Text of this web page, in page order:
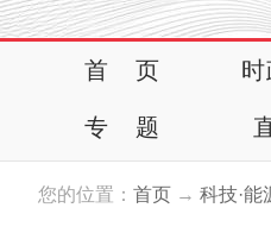
首 页
专 题
您的位置： 首页 → 科技·能